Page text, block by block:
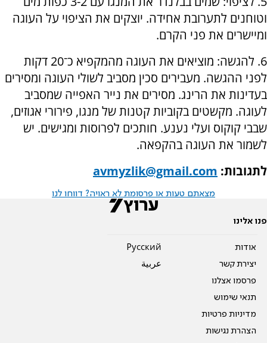
וטוחנים לתערובת אחידה. יוצקים את הציפוי על העוגה
ומיישרים את פני הקרם.
6. להגשה: מוציאים את העוגה מהמקפיא כ־20 דקות
לפני ההגשה. מעבירים סכין מסביב לשולי העוגה ומסירים
בעדינות את הרינג. מסירים את נייר האפייה שמסביב
לעוגה. מקשטים בקוביות קטנות של מנגו, פירורי אגוזים,
שבבי קוקוס ועלי נענע. חותכים לפרוסות ומגישים. יש
לשמור את העוגה בהקפאה.
לתגובות: avmyzlik@gmail.com
מצאתם טעות או פרסומת לא ראויה? דווחו לנו
פנו אלינו
אודות
יצירת קשר
פרסמו אצלנו
תנאי שימוש
מדיניות פרטיות
הצהרת נגישות
Pусский
عربية